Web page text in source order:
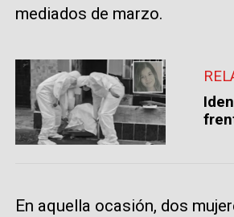
mediados de marzo.
En aquella ocasión, dos